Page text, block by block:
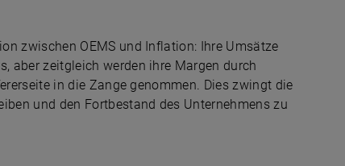
zwischen OEMS und Inflation: Ihre Umsätze
aber zeitgleich werden ihre Margen durch
in die Zange genommen. Dies zwingt die
und den Fortbestand des Unternehmens zu